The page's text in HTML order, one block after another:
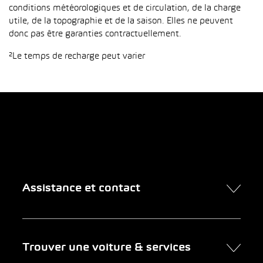
conditions météorologiques et de circulation, de la charge
utile, de la topographie et de la saison. Elles ne peuvent
donc pas être garanties contractuellement.
²Le temps de recharge peut varier
Assistance et contact
Trouver une voiture & services